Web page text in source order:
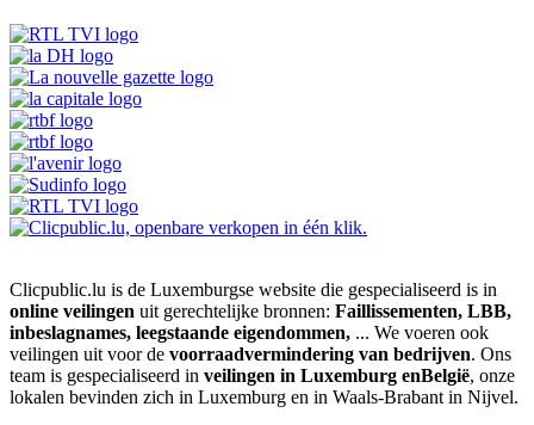
Clicpublic.lu is de Luxemburgse website die gespecialiseerd is in
online veilingen uit gerechtelijke bronnen: Faillissementen, LBB,
inbeslagnames, leegstaande eigendommen, ... We voeren ook
veilingen uit voor de voorraadvermindering van bedrijven. Ons
team is gespecialiseerd in veilingen in Luxemburg enBelgië, onze
lokalen bevinden zich in Luxemburg en in Waals-Brabant in Nijvel.